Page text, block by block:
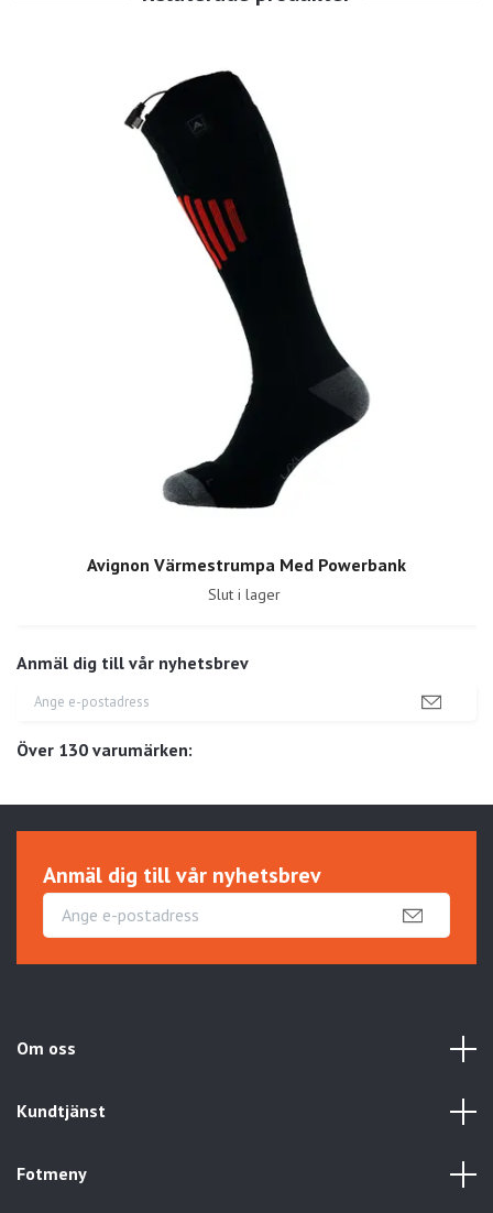
Anmäl dig till vår nyhetsbrev
Över 130 varumärken:
Avignon Värmestrumpa Med Powerbank
Slut i lager
Anmäl dig till vår nyhetsbrev
Om oss
Kundtjänst
Fotmeny